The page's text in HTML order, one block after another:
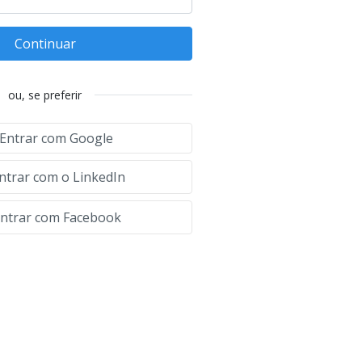
Continuar
ou, se preferir
com Google
com o LinkedIn
com Facebook